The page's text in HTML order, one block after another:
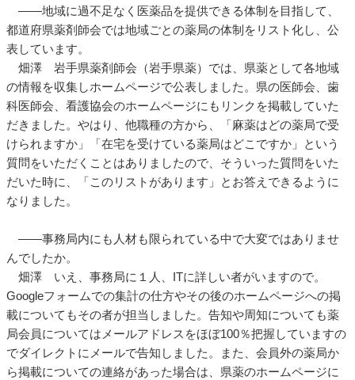
――地域に過不足なく医薬品を提供できる体制を目指して、
都道府県薬剤師会では地域ごとの薬局の体制をリスト化し、公
表しています。
畑澤 岩手県薬剤師会（岩手県薬）では、県薬として各地域
の情報を収集しホームページで公表しました。県の医師会、歯
科医師会、看護協会のホームページにもリンクを掲載していた
だきました。やはり、他職種の方から、「麻薬はどの薬局で受
けられますか」「在宅を受けている薬局はどこですか」という
質問をいただくことはありましたので、そういった質問をいた
だいた時に、「このリストがあります」とお答えできるように
なりました。
――事務局内にも人材も限られている中で大変ではありませ
んでしたか。
畑澤 いえ、事務局に１人、ITに詳しい者がいますので。
Googleフォームでの集計の仕方やその後のホームページへの掲
載についてもその者が担当しました。告知や周知についても薬
局会員についてはメールアドレスをほぼ100％把握していますの
でダイレクトにメールで告知しました。また、会員外の薬局か
ら掲載についての連絡があった場合は、県薬のホームページに